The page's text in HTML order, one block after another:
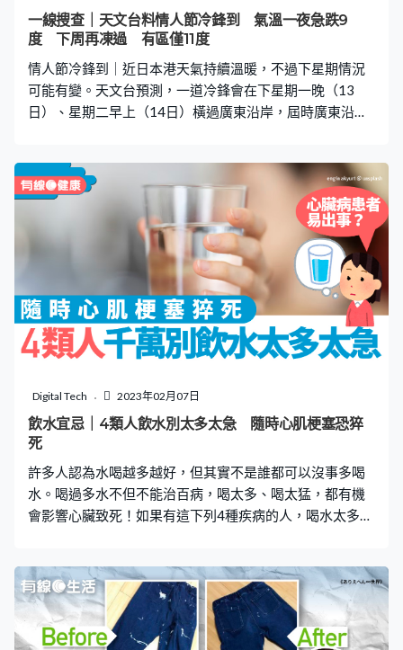
戶的房間通風；室内晾衣服時，也可以用風扇吹走濕氣。
【3】冷氣除濕功能 並非所有香港家庭都有一部抽濕機，
節室
一線搜查｜天文台料情人節冷鋒到 氣溫一夜急跌9
度 下周再凍過 有區僅11度
情人節冷鋒到｜近日本港天氣持續溫暖，不過下星期情況
可能有變。天文台預測，一道冷鋒會在下星期一晚（13
日）、星期二早上（14日）橫過廣東沿岸，屆時廣東沿岸
11度。 更多熱門文章： 一線搜查｜消委會11款高分吸濕
劑 白元／吸濕大笨象／雞仔牌 天氣潮濕防發霉必用河
口湖酒店16間推介 人均$200！富士山絕景／露天溫泉／
一泊二食／免費早餐 天文台指，一股偏東氣流會在未來
兩、三日影響華南沿岸，該區有一兩陣雨及薄霧。受溫暖
潮濕的海洋氣流影響，下周初廣東沿岸有霧，下星期一
（13日）當日氣溫介乎20度至25度，非常潮濕，相對濕度
介乎80%至100%。 打鼓嶺得11度 不過，一道冷鋒預料在
下星期一晚至星期二早上橫過廣東沿岸，屆時本港顯著轉
氣溫為16度，與前一日最高氣溫比較，相差9度，吹北至
東北風4至5級，初中離岸間中6級。 下星期三（15日）最
低氣溫進一步跌至14度。根據天文台自動分區天氣預報顯
地區，只
Digital Tech 2023年02月07日
飲水宜忌｜4類人飲水別太多太急 隨時心肌梗塞恐猝
死
許多人認為水喝越多越好，但其實不是誰都可以沒事多喝
水。喝過多水不但不能治百病，喝太多、喝太猛，都有機
會影響心臟致死！如果有這下列4種疾病的人，喝水太多更
流質飲品(以1杯約240毫升計算)。這僅是一個參考指標，
實際上人每天所需要攝取的水分都要視乎活動量、性別、
健康狀況、身處的環境等不同因素而定。喝太多水除了可
造成身體水腫，還會讓器官造成負擔、引起猝死。 4類人